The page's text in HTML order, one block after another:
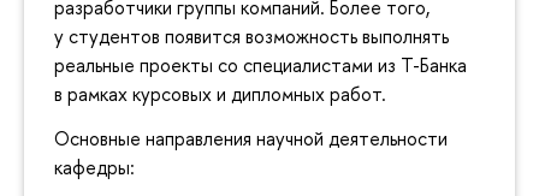
разработчики группы компаний. Более того,
у студентов появится возможность выполнять
реальные проекты со специалистами из Т-Банка
в рамках курсовых и дипломных работ.
Основные направления научной деятельности
кафедры: